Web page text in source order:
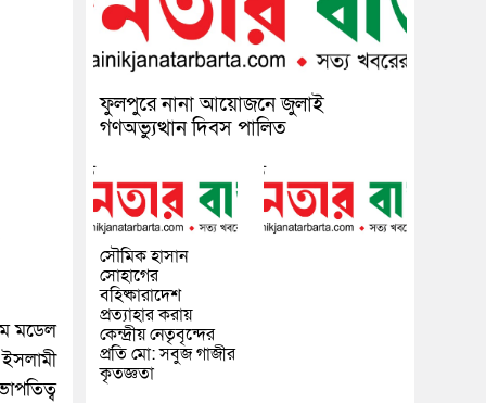
মডেল
ফুলপুরে নানা আয়োজনে জুলাই
গণঅভ্যুত্থান দিবস পালিত
সৌমিক হাসান
সোহাগের
বহিষ্কারাদেশ
প্রত্যাহার করায়
কেন্দ্রীয় নেতৃবৃন্দের
প্রতি মো: সবুজ গাজীর
কৃতজ্ঞতা